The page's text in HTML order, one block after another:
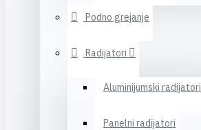
Podno grejanje
Radijatori
Aluminijumski radijatori
Panelni radijatori